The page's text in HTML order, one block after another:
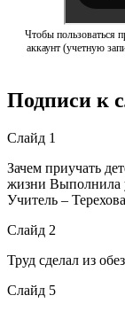
Чтобы пользоваться
аккаунт (учетную
Подписи к
Слайд 1
Зачем приучать
жизни Выполнила
Учитель –
Слайд 2
Труд сделал из
Слайд 5